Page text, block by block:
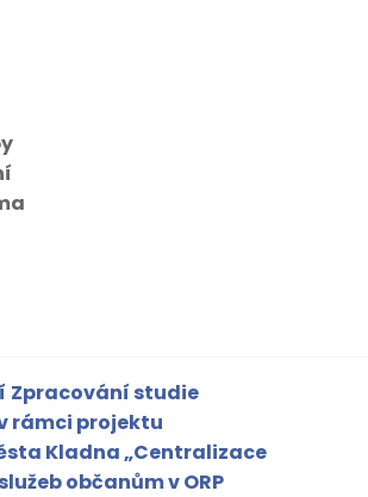
Zpracování studie
rámci projektu
Kladna „Centralizace
občanům v ORP